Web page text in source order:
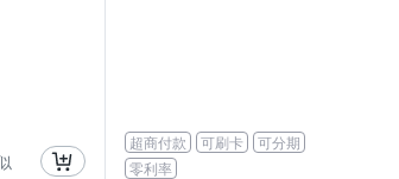
超商付款 可刷卡
可分期
零利率